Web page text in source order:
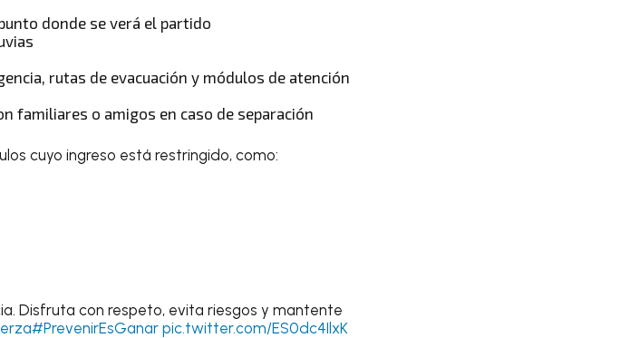
donde se verá el partido
rutas de evacuación y módulos de atención
familiares o amigos en caso de separación
cuyo ingreso está restringido, como:
Disfruta con respeto, evita riesgos y mantente
#PrevenirEsGanar pic.twitter.com/ES0dc4IlxK